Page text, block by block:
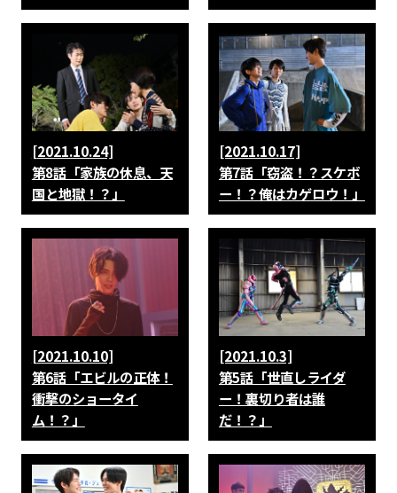
[2021.10.24]
第8話「家族の休息、天
国と地獄！？」
[2021.10.17]
第7話「窃盗！？スケボ
ー！？俺はカゲロウ！」
[2021.10.10]
第6話「エビルの正体！
衝撃のショータイ
ム！？」
[2021.10.3]
第5話「世直しライダ
ー！裏切り者は誰
だ！？」